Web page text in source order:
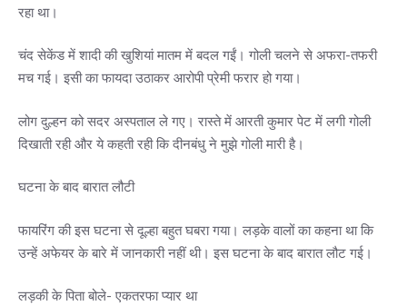
रहा था।
चंद सेकेंड में शादी की खुशियां मातम में बदल गईं। गोली चलने से अफरा-तफरी
मच गई। इसी का फायदा उठाकर आरोपी प्रेमी फरार हो गया।
लोग दुल्हन को सदर अस्पताल ले गए। रास्ते में आरती कुमार पेट में लगी गोली
दिखाती रही और ये कहती रही कि दीनबंधु ने मुझे गोली मारी है।
घटना के बाद बारात लौटी
फायरिंग की इस घटना से दूल्हा बहुत घबरा गया। लड़के वालों का कहना था कि
उन्हें अफेयर के बारे में जानकारी नहीं थी। इस घटना के बाद बारात लौट गई।
लड़की के पिता बोले- एकतरफा प्यार था